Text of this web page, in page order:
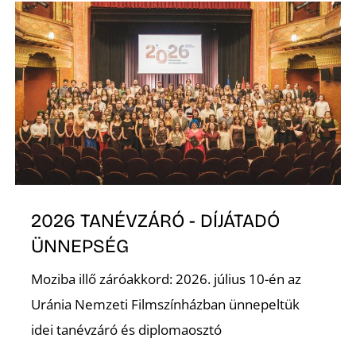
2026 TANÉVZÁRÓ - DÍJÁTADÓ
ÜNNEPSÉG
Moziba illő záróakkord: 2026. július 10-én az
Uránia Nemzeti Filmszínházban ünnepeltük
idei tanévzáró és diplomaosztó